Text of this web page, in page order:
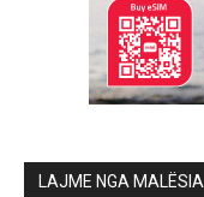
LAJME NGA MALËSIA